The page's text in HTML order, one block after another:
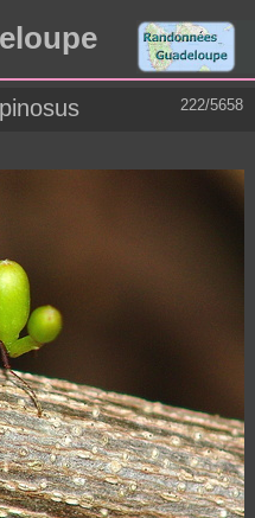
222/5658